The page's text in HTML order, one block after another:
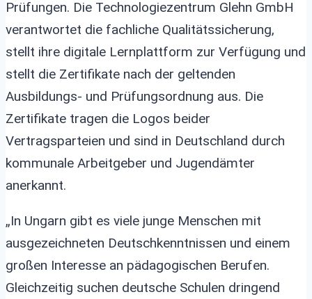
Prüfungen. Die Technologiezentrum Glehn GmbH
verantwortet die fachliche Qualitätssicherung,
stellt ihre digitale Lernplattform zur Verfügung und
stellt die Zertifikate nach der geltenden
Ausbildungs- und Prüfungsordnung aus. Die
Zertifikate tragen die Logos beider
Vertragsparteien und sind in Deutschland durch
kommunale Arbeitgeber und Jugendämter
anerkannt.
„In Ungarn gibt es viele junge Menschen mit
ausgezeichneten Deutschkenntnissen und einem
großen Interesse an pädagogischen Berufen.
Gleichzeitig suchen deutsche Schulen dringend